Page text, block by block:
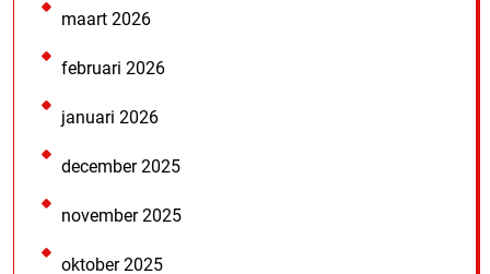
maart 2026
februari 2026
januari 2026
december 2025
november 2025
oktober 2025